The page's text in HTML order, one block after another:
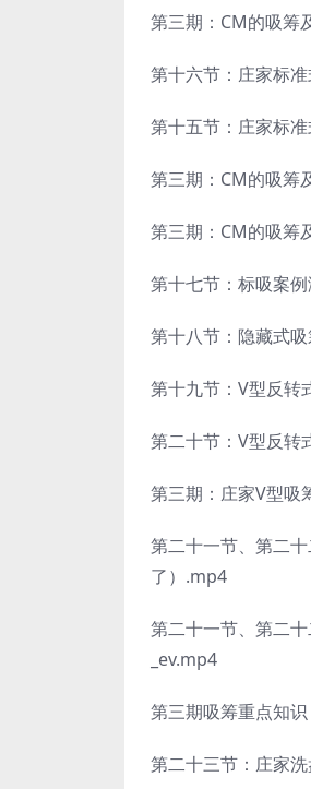
第三期：CM的吸筹
第十六节：庄家标
第十五节：庄家标
第三期：CM的吸筹
第三期：CM的吸筹
第十七节：标吸案
第十八节：隐藏式
第十九节：V型反转
第二十节：V型反转
第三期：庄家V型吸
第二十一节、第二
了）.mp4
第二十一节、第二
_ev.mp4
第三期吸筹重点知
第二十三节：庄家